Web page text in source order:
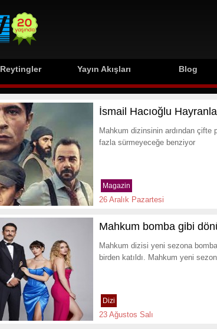
Reytingler Yayın Akışları Blog
İsmail Hacıoğlu
Mahkum dizinsinin ardından çifte
fazla sürmeyeceğe benziyor
Magazin
26 Aralık Pazartesi
Mahkum bomba gibi
Mahkum dizisi yeni sezona
birden katıldı. Mahkum yeni
Dizi
23 Ağustos Salı